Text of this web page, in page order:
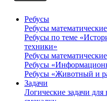
Ребусы
Ребусы
Ребусы по теме
техники»
Ребусы математические
Ребусы
Ребусы «Животный и
Задачи
Логические задачи